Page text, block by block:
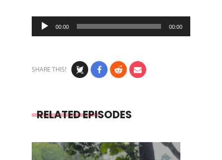
Audio
Player
00:00 00:00
SHARE THIS!
RELATED EPISODES